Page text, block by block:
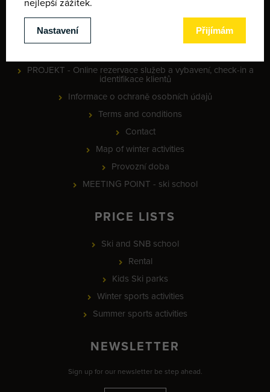
PROJEKT - Online rezervace služeb a vybavení, check-in a
identifikace klientů
Informace o ochraně osobních údajů
Terms and conditions
Contact
Map of winter activities
Provozní doba
MEETING POINT - ski school
PRICE LISTS
Ski and SNB school
Rental
Kids Ski parks
Winter sports activities
Summer sports activities
NEWSLETTER
Sign up for our newsletter be step ahead.